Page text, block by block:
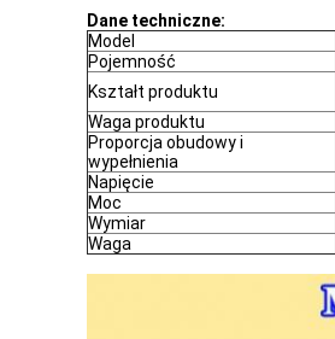
Dane techniczne:
Model
Pojemność
Kształt produktu
Waga produktu
Proporcja obudowy i
wypełnienia
Napięcie
Moc
Wymiar
Waga